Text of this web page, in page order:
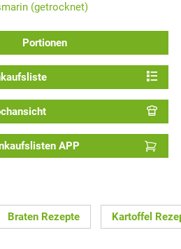
(getrocknet)
Portionen
APP
Braten Rezepte Kartoffel